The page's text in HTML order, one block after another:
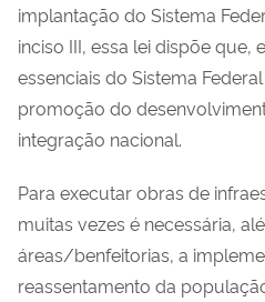
implantação do Sistema
inciso III, essa lei dispõe que,
essenciais do Sistema
promoção do
integração nacional.
Para executar obras de
muitas vezes é necessária,
áreas/benfeitorias, a
reassentamento da